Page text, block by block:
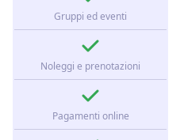
Gruppi ed eventi
Noleggi e prenotazioni
Pagamenti online